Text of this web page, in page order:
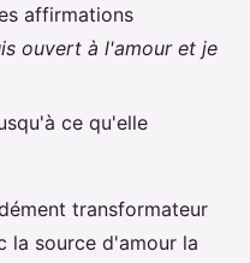
affirmations
ouvert à l'amour et je
ce qu'elle
transformateur
la source d'amour la